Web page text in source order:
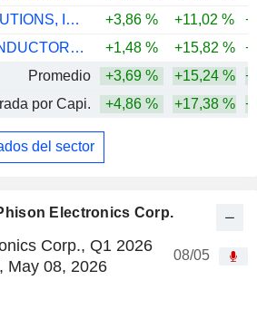
Electronics Corp.
Corp., Q1 2026
May 08, 2026
08/05
PENGUIN SOLUTIONS, INC.
+3,86 % +11,02 %
JEJU SEMICONDUCTOR CORP.
+1,48 % +15,82 %
Promedio
+3,69 % +15,24 %
por Capi.
+4,86 % +17,38 %
del sector